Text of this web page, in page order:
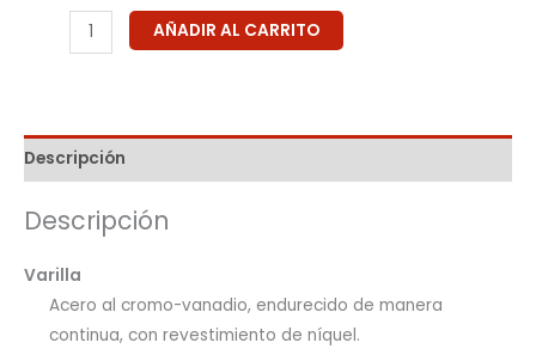
AÑADIR AL CARRITO
Descripción
Descripción
Varilla
Acero al cromo-vanadio, endurecido de manera
continua, con revestimiento de níquel.